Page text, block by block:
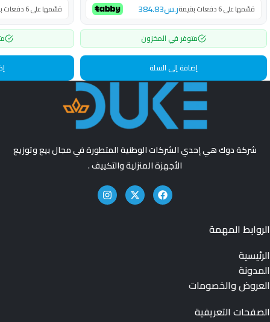
قسّمها على 6 دفعات بقيمة ر.س384.83
متوفر في المخزون
إضافة إلى السلة
قسّمها على 6 دفعات بقيمة
شركة دوك هي إحدي الشركات الوطنية المتطورة في مجال بيع وتوزيع
الأجهزة المنزلية والتكييف .
الروابط المهمة
الرئيسية
المدونة
العروض والخصومات
الصفحات التعريفية